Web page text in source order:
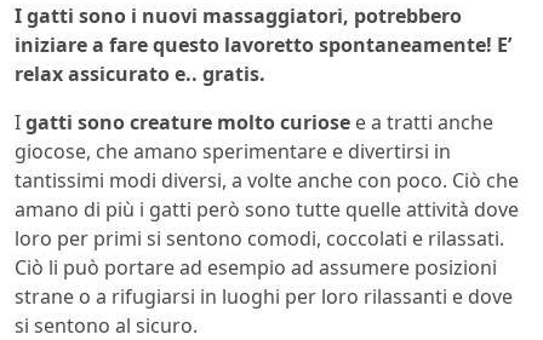
I gatti sono i nuovi massaggiatori, potrebbero
iniziare a fare questo lavoretto spontaneamente! E’
relax assicurato e.. gratis.
Igatti sono creature molto curiose e a tratti anche
giocose, che amano sperimentare e divertirsi in
tantissimi modi diversi, a volte anche con poco. Ciò che
amano di più i gatti però sono tutte quelle attività dove
loro per primi si sentono comodi, coccolati e rilassati.
Ciò li può portare ad esempio ad assumere posizioni
strane o a rifugiarsi in luoghi per loro rilassanti e dove
si sentono al sicuro.